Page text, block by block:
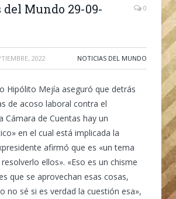
Mundo 29-09-
0
2022 NOTICIAS DEL MUNDO
Hipólito Mejía aseguró que detrás
de acoso laboral contra el
Cámara de Cuentas hay un
en el cual está implicada la
afirmó que es «un tema
ellos». «Eso es un chisme
que se aprovechan esas cosas,
no sé si es verdad la cuestión esa»,